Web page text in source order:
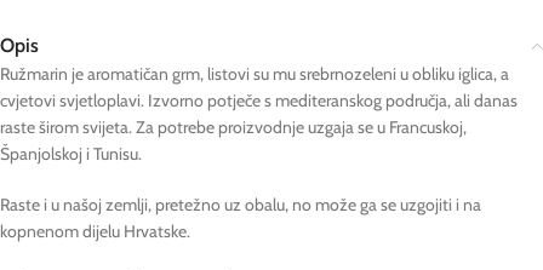
Opis
Ružmarin je aromatičan grm, listovi su mu srebrnozeleni u obliku iglica, a
cvjetovi svjetloplavi. Izvorno potječe s mediteranskog područja, ali danas
raste širom svijeta. Za potrebe proizvodnje uzgaja se u Francuskoj,
Španjolskoj i Tunisu.
Raste i u našoj zemlji, pretežno uz obalu, no može ga se uzgojiti i na
kopnenom dijelu Hrvatske.